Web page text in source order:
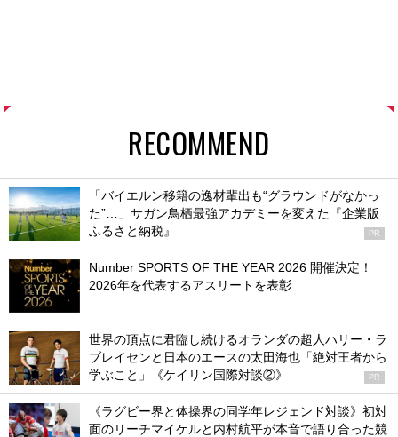
RECOMMEND
「バイエルン移籍の逸材輩出も“グラウンドがなかっ
た”…」サガン鳥栖最強アカデミーを変えた『企業版
ふるさと納税』
PR
Number SPORTS OF THE YEAR 2026 開催決定！
2026年を代表するアスリートを表彰
世界の頂点に君臨し続けるオランダの超人ハリー・ラ
ブレイセンと日本のエースの太田海也「絶対王者から
学ぶこと」《ケイリン国際対談②》
PR
《ラグビー界と体操界の同学年レジェンド対談》初対
面のリーチマイケルと内村航平が本音で語り合った競